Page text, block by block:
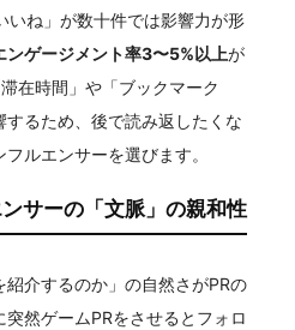
いね」が数十件では影響力が形
ンゲージメント率3〜5%以上が
在時間」や「ブックマーク
するため、後で読み返したくな
ルエンサーを選びます。
サーの「文脈」の親和性
紹介するのか」の自然さがPRの
然ゲームPRをさせるとフォロ